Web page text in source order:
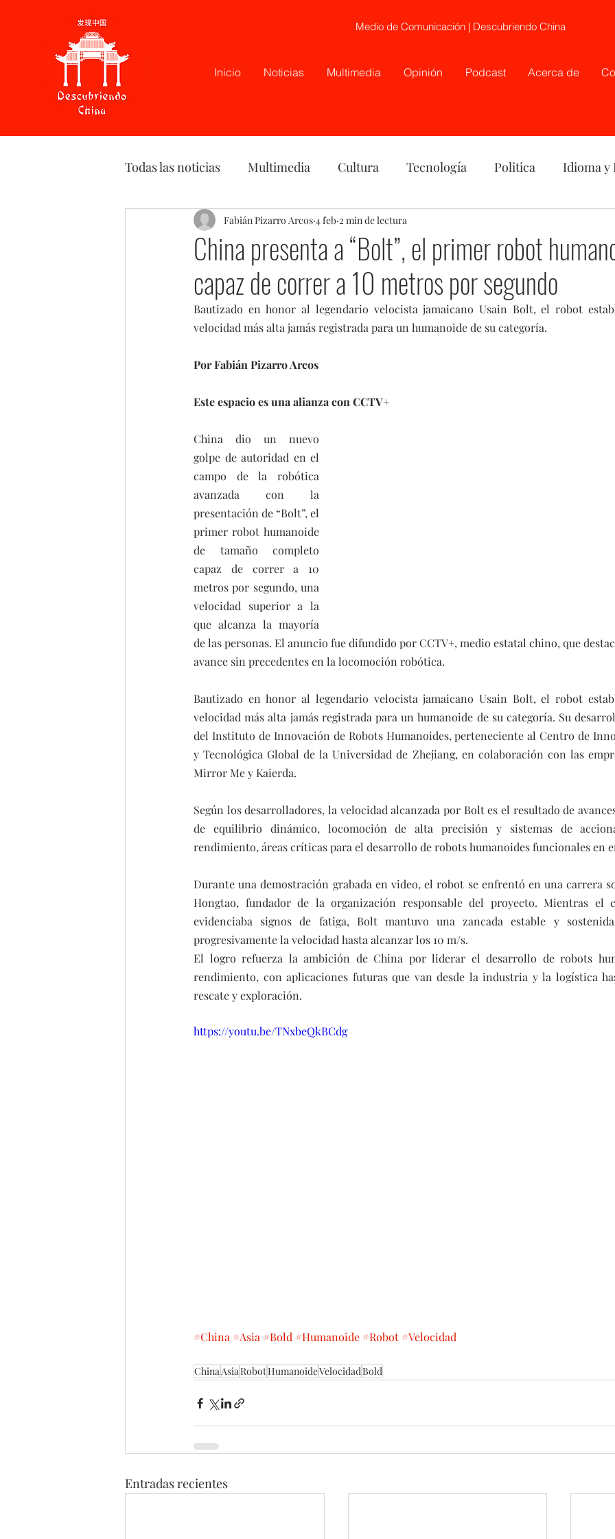
Medio de Comunicación | Descubriendo China
Inicio Noticias Multimedia Opinión Podcast Acerca de
Todas las noticias Multimedia Cultura Tecnología Politica Idioma y
Podcast Opinión China
China presenta a “Bolt”, el primer robot
capaz de correr a 10 metros por segundo
Fabián Pizarro Arcos 4 feb 2 min de lectura
Bautizado en honor al legendario velocista jamaicano Usain Bolt, el robot
velocidad más alta jamás registrada para un humanoide de su categoría.
Por Fabián Pizarro Arcos
Este espacio es una alianza con CCTV+
China dio un nuevo
golpe de autoridad en el
campo de la robótica
avanzada con la
presentación de “Bolt”, el
primer robot humanoide
de tamaño completo
capaz de correr a 10
metros por segundo, una
velocidad superior a la
que alcanza la mayoría
de las personas. El anuncio fue difundido por CCTV+, medio estatal chino, que
avance sin precedentes en la locomoción robótica.
Bautizado en honor al legendario velocista jamaicano Usain Bolt, el robot
velocidad más alta jamás registrada para un humanoide de su categoría. Su
del Instituto de Innovación de Robots Humanoides, perteneciente al Centro de
y Tecnológica Global de la Universidad de Zhejiang, en colaboración con las
Mirror Me y Kaierda.
Según los desarrolladores, la velocidad alcanzada por Bolt es el resultado de
de equilibrio dinámico, locomoción de alta precisión y sistemas de
rendimiento, áreas críticas para el desarrollo de robots humanoides funcionales en
Durante una demostración grabada en video, el robot se enfrentó en una carrera
Hongtao, fundador de la organización responsable del proyecto. Mientras el
evidenciaba signos de fatiga, Bolt mantuvo una zancada estable y
progresivamente la velocidad hasta alcanzar los 10 m/s.
El logro refuerza la ambición de China por liderar el desarrollo de robots
rendimiento, con aplicaciones futuras que van desde la industria y la logística
rescate y exploración.
https://youtu.be/TNxbeQkBCdg
#China #Asia #Bold #Humanoide #Robot #Velocidad
ChinaAsiaRobotHumanoideVelocidadBold
Entradas recientes